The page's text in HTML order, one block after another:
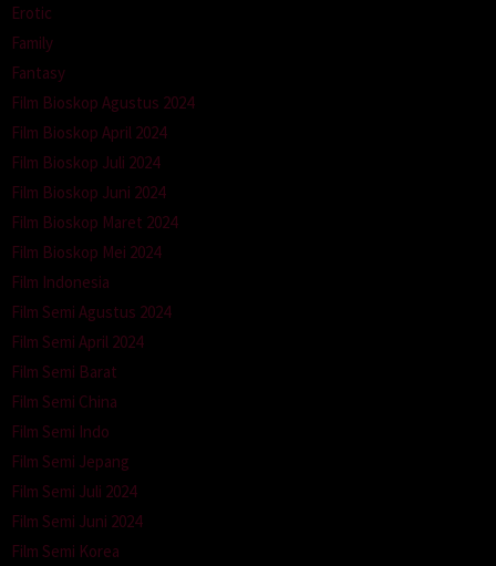
Erotic
Family
Fantasy
Film Bioskop Agustus 2024
Film Bioskop April 2024
Film Bioskop Juli 2024
Film Bioskop Juni 2024
Film Bioskop Maret 2024
Film Bioskop Mei 2024
Film Indonesia
Film Semi Agustus 2024
Film Semi April 2024
Film Semi Barat
Film Semi China
Film Semi Indo
Film Semi Jepang
Film Semi Juli 2024
Film Semi Juni 2024
Film Semi Korea